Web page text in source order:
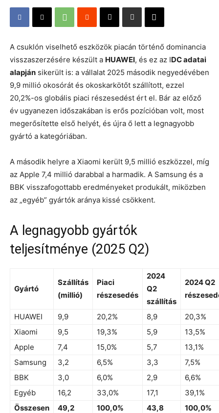
A csuklón viselhető eszközök piacán történő dominancia
visszaszerzésére készült a HUAWEI, és ez az IDC adatai
alapján sikerült is: a vállalat 2025 második negyedévében
9,9 millió okosórát és okoskarkötőt szállított, ezzel
20,2%-os globális piaci részesedést ért el. Bár az előző
év ugyanezen időszakában is erős pozícióban volt, most
megerősítette első helyét, és újra ő lett a legnagyobb
gyártó a kategóriában.
A második helyre a Xiaomi került 9,5 millió eszközzel, míg
az Apple 7,4 millió darabbal a harmadik. A Samsung és a
BBK visszafogottabb eredményeket produkált, miközben
az „egyéb” gyártók aránya kissé csökkent.
A legnagyobb gyártók
teljesítménye (2025 Q2)
Gyártó
Szállítás
(millió)
Piaci
részesedés
2024
Q2
szállítás
2024 Q2
HUAWEI 9,9 20,2% 8,9
20,3%
Xiaomi
9,5 19,3% 5,9
13,5%
Apple
7,4 15,0% 5,7
13,1%
Samsung
3,2 6,5% 3,3
7,5%
BBK
3,0 6,0% 2,9
6,6%
Egyéb
16,2 33,0% 17,1
39,1%
Összesen
49,2 100,0% 43,8 100,0%